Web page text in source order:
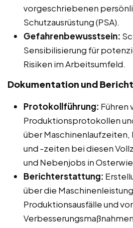
vorgeschriebenen
Schutzausrüstung (PSA).
Gefahrenbewusstsein:
Sensibilisierung für
Risiken im Arbeitsumfeld.
Dokumentation und
Protokollführung: Führen
Produktionsprotokollen
über
und -zeiten bei diesen
und Nebenjobs in
Berichterstattung:
über die
Produktionsausfälle und